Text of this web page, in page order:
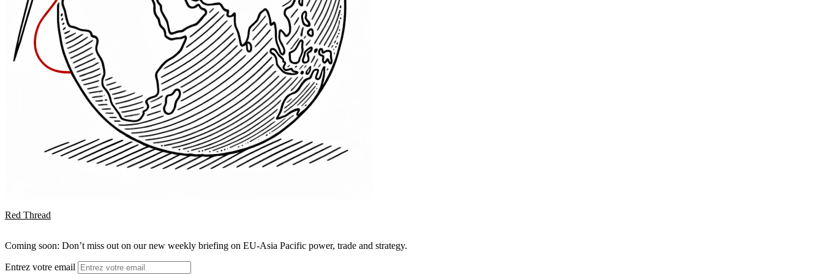
Red Thread
Coming soon: Don’t miss out on our new weekly briefing on EU-Asia Pacific power, trade and strategy.
Entrez votre email